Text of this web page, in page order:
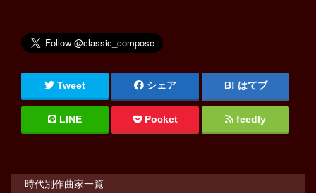
Tweet シェア はてブ
LINE Pocket feedly
時代別作曲家一覧